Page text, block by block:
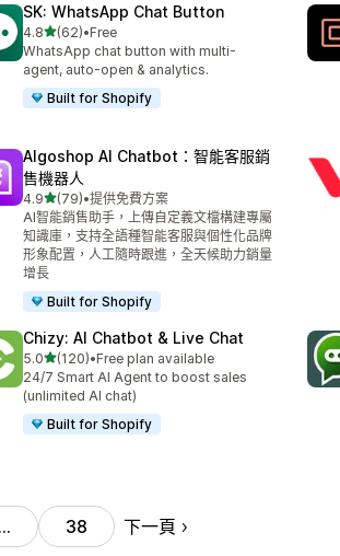
SK: WhatsApp Chat Button
4.8滿分 5 顆星
(62)
共有 62 則評價
•Free
WhatsApp chat button with multi-
agent, auto-open & analytics.
Built for Shopify
Algoshop AI Chatbot：智能客服銷
售機器人
4.9滿分 5 顆星
(79)
共有 79 則評價
•提供免費方案
AI智能銷售助手，上傳自定義文檔構建專屬
知識庫，支持全語種智能客服與個性化品牌
形象配置，人工隨時跟進，全天候助力銷量
增長
Built for Shopify
Chizy: AI Chatbot & Live Chat
5.0滿分 5 顆星
(120)
共有 120 則評價
•Free plan available
24/7 Smart AI Agent to boost sales
(unlimited AI chat)
Built for Shopify
… 38 下一頁